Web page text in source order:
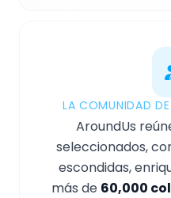
LA COMUNIDAD
AroundUs
seleccionados,
escondidas,
más de 60,000